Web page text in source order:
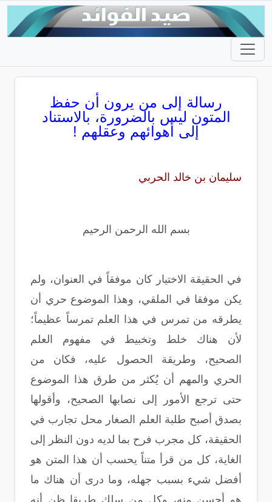
رسالة إلى من يرون أن حفظ
المتون ليس بالضرورة، بالاستناد
إلى أهوائهم وعقلهم !
سليمان بن خالد الحربي
بسم الله الرحمن الرحيم
في الحقيقة الاختيار كان موفقاً في العنوان، ولم
يكن موفقا في الملقي، وهذا الموضوع حري أن
يطرقه من تمرس في هذا العلم تمرساً عظيماً؛
لأن هناك خلط وتخبيط في مفهوم العلم
الصحيح، وطريقة الحصول عليه، فكان من
الحري والمهم أن يُكثر من طرق هذا الموضوع
حتى ترجع الأمور إلى نصابها الصحيح، وأقولها
بصدق أصبح طلبة العلم الصغار محل تجارب في
الحقيقة، كل مجرب فرح بما لديه دون النظر إلى
الغاية، كل من قرأ متناً يحسب أن هذا المتن هو
أفضل شيء بسبب جهله، وما درى أن هناك ما